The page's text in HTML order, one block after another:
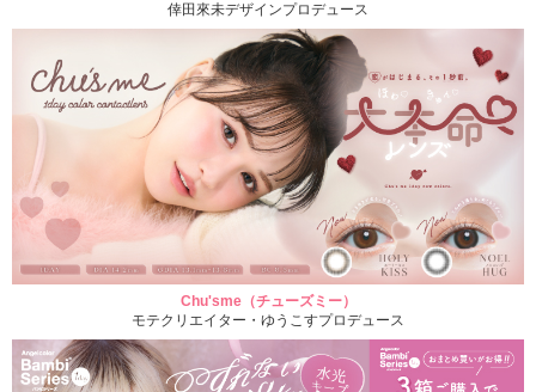
倖田來未デザインプロデュース
Chu'sme（チューズミー）
モテクリエイター・ゆうこすプロデュース